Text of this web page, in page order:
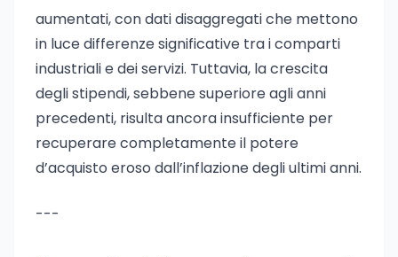
aumentati, con dati disaggregati che mettono
in luce differenze significative tra i comparti
industriali e dei servizi. Tuttavia, la crescita
degli stipendi, sebbene superiore agli anni
precedenti, risulta ancora insufficiente per
recuperare completamente il potere
d’acquisto eroso dall’inflazione degli ultimi anni.
---